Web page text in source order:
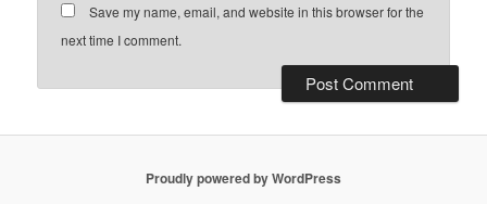
Save my name, email, and website in this browser for the
next time I comment.
Proudly powered by WordPress